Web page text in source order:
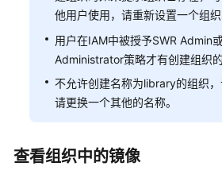
（企
API
参
他用户使用，请重新设置一个组织
用户在IAM中被授予SWR Admin
Administrator策略才有创建组织的
不允许创建名称为library的组织，
请更换一个其他的名称。
查看组织中的镜像